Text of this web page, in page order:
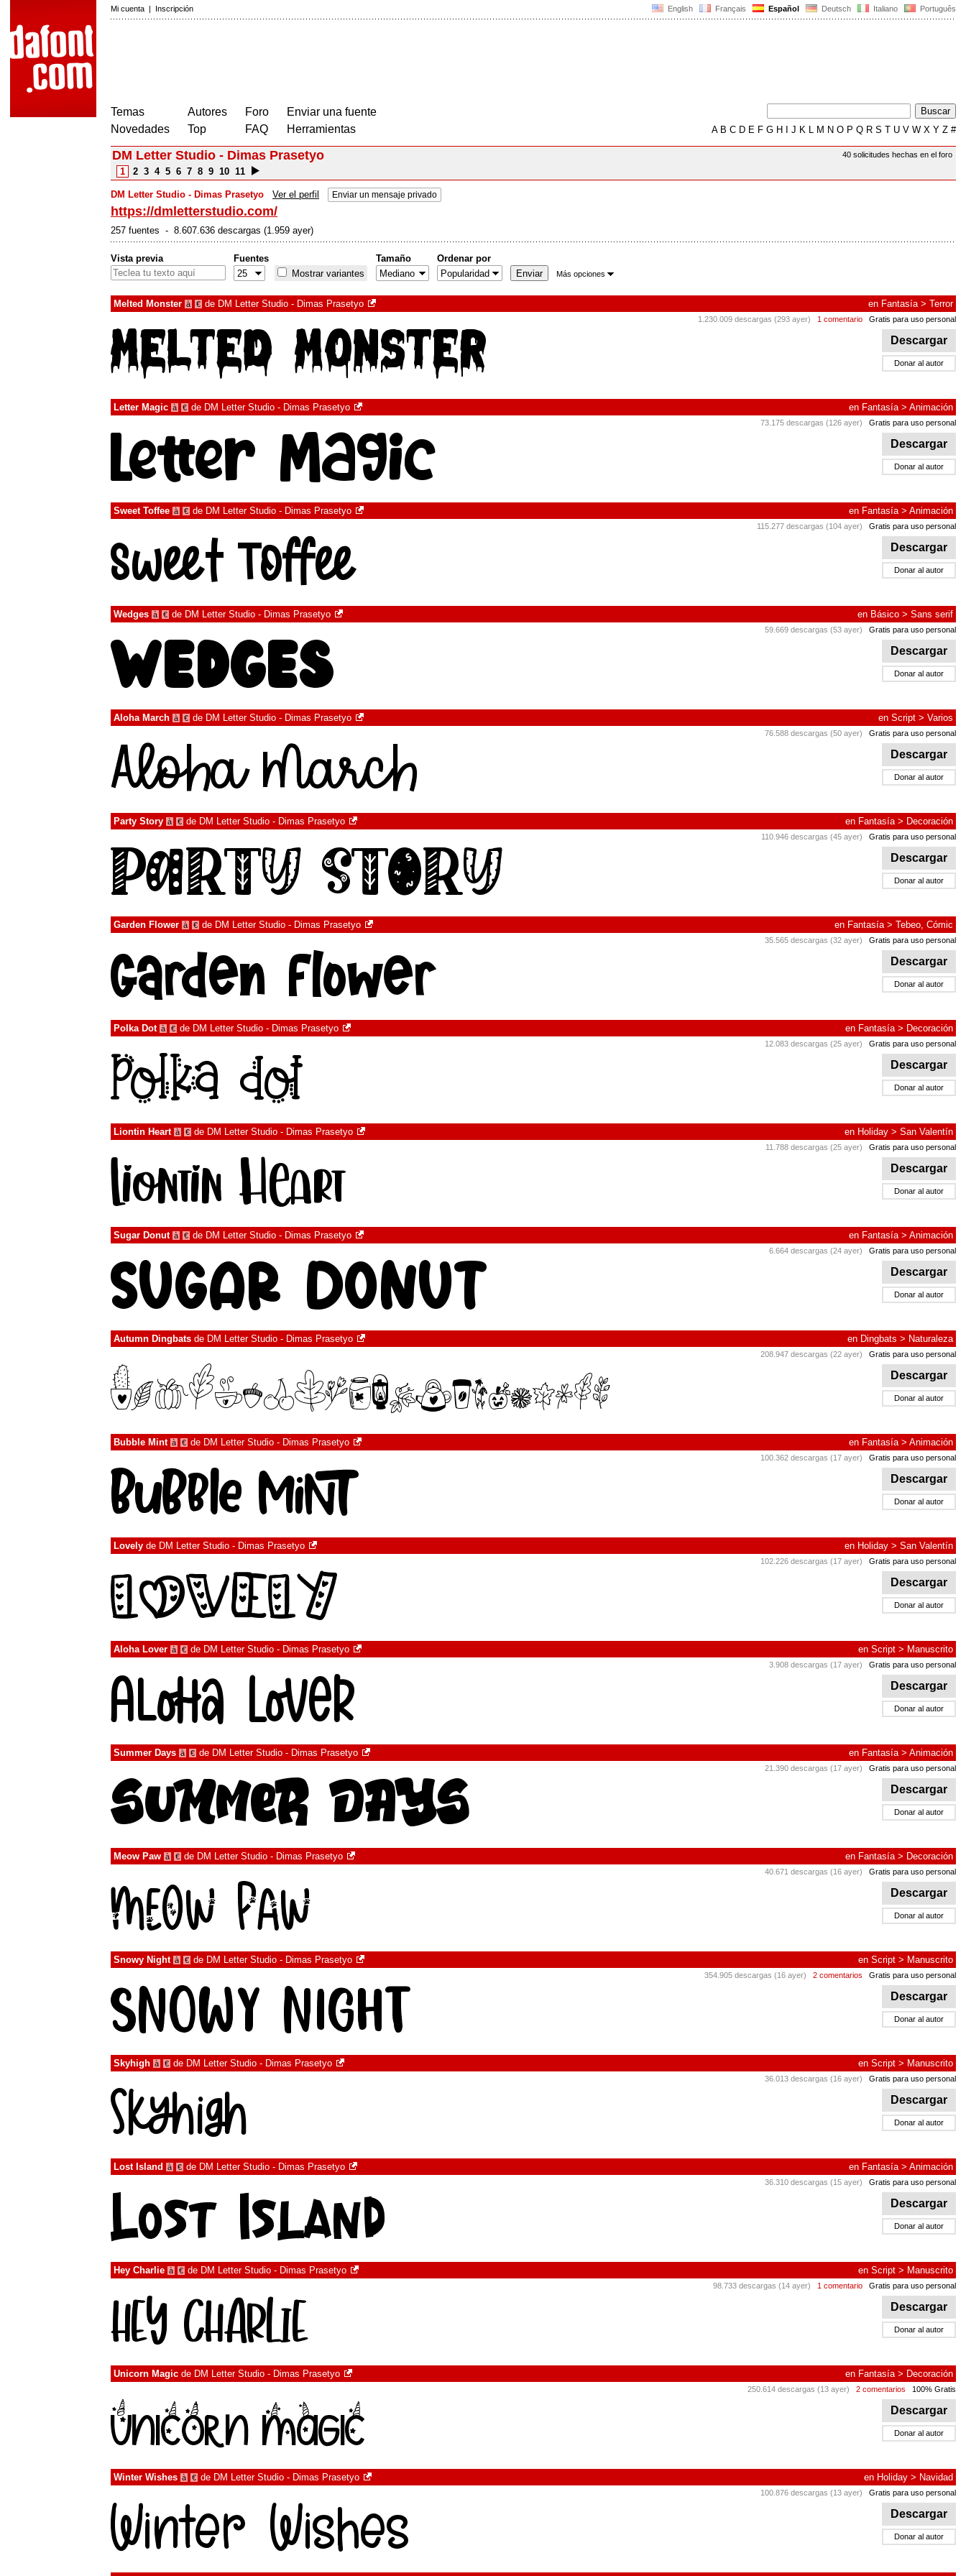
English Français Español Deutsch Italiano Português
Mi cuenta | Inscripción
Temas
Novedades
Autores
Top
Foro
FAQ
Enviar una fuente
Herramientas
AB C D E F G H J K L M N O P Q R S T U V W X Y Z #
40 solicitudes hechas en el foro
DM Letter Studio - Dimas Prasetyo
1 2 3 4 5 6 7 8 9 10 11
DM Letter Studio - Dimas Prasetyo Ver el perfil Enviar un mensaje privado
https://dmletterstudio.com/
257 fuentes - 8.607.636 descargas (1.959 ayer)
Vista previa
Fuentes
Mostrar variantes
Tamaño Ordenar por
Más opciones
Melted Monster à € de DM Letter Studio - Dimas Prasetyo en Fantasía> Terror
1.230.009 descargas (293 ayer) 1 comentario Gratis para uso personal
Descargar
Donar al autor
Letter Magic à € de DM Letter Studio - Dimas Prasetyo en Fantasía> Animación
73.175 descargas (126 ayer) Gratis para uso personal
Descargar
Donar al autor
Sweet Toffee à € de DM Letter Studio - Dimas Prasetyo en Fantasía> Animación
115.277 descargas (104 ayer) Gratis para uso personal
Descargar
Donar al autor
Wedges à € de DM Letter Studio - Dimas Prasetyo en Básico > Sans serif
59.669 descargas (53 ayer) Gratis para uso personal
Descargar
Donar al autor
Aloha March à € de DM Letter Studio - Dimas Prasetyo en Script > Varios
76.588 descargas (50 ayer) Gratis para uso personal
Descargar
Donar al autor
Party Story à € de DM Letter Studio - Dimas Prasetyo en Fantasía> Decoración
110.946 descargas (45 ayer) Gratis para uso personal
Descargar
Donar al autor
Garden Flower à € de DM Letter Studio - Dimas Prasetyo en Fantasía> Tebeo, Cómic
35.565 descargas (32 ayer) Gratis para uso personal
Descargar
Donar al autor
Polka Dot à € de DM Letter Studio - Dimas Prasetyo en Fantasía> Decoración
12.083 descargas (25 ayer) Gratis para uso personal
Descargar
Donar al autor
Liontin Heart à € de DM Letter Studio - Dimas Prasetyo en Holiday > San Valentín
11.788 descargas (25 ayer) Gratis para uso personal
Descargar
Donar al autor
Sugar Donut à € de DM Letter Studio - Dimas Prasetyo en Fantasía> Animación
6.664 descargas (24 ayer) Gratis para uso personal
Descargar
Donar al autor
Autumn Dingbats de DM Letter Studio - Dimas Prasetyo en Dingbats > Naturaleza
208.947 descargas (22 ayer) Gratis para uso personal
Descargar
Donar al autor
Bubble Mint à € de DM Letter Studio - Dimas Prasetyo en Fantasía> Animación
100.362 descargas (17 ayer) Gratis para uso personal
Descargar
Donar al autor
Lovely de DM Letter Studio - Dimas Prasetyo en Holiday > San Valentín
102.226 descargas (17 ayer) Gratis para uso personal
Descargar
Donar al autor
Aloha Lover à € de DM Letter Studio - Dimas Prasetyo en Script > Manuscrito
3.908 descargas (17 ayer) Gratis para uso personal
Descargar
Donar al autor
Summer Days à € de DM Letter Studio - Dimas Prasetyo en Fantasía> Animación
21.390 descargas (17 ayer) Gratis para uso personal
Descargar
Donar al autor
Meow Paw à € de DM Letter Studio - Dimas Prasetyo en Fantasía> Decoración
40.671 descargas (16 ayer) Gratis para uso personal
Descargar
Donar al autor
Snowy Night à € de DM Letter Studio - Dimas Prasetyo en Script > Manuscrito
354.905 descargas (16 ayer) 2 comentarios Gratis para uso personal
Descargar
Donar al autor
Skyhigh à € de DM Letter Studio - Dimas Prasetyo en Script > Manuscrito
36.013 descargas (16 ayer) Gratis para uso personal
Descargar
Donar al autor
Lost Island à € de DM Letter Studio - Dimas Prasetyo en Fantasía> Animación
36.310 descargas (15 ayer) Gratis para uso personal
Descargar
Donar al autor
Hey Charlie à € de DM Letter Studio - Dimas Prasetyo en Script > Manuscrito
98.733 descargas (14 ayer) 1 comentario Gratis para uso personal
Descargar
Donar al autor
Unicorn Magic de DM Letter Studio - Dimas Prasetyo en Fantasía> Decoración
250.614 descargas (13 ayer) 2 comentarios 100% Gratis
Descargar
Donar al autor
Winter Wishes à € de DM Letter Studio - Dimas Prasetyo en Holiday > Navidad
100.876 descargas (13 ayer) Gratis para uso personal
Descargar
Donar al autor